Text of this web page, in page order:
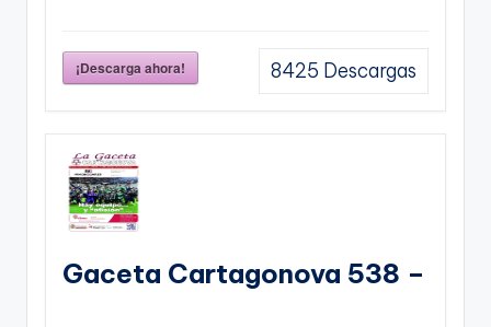
¡Descarga ahora! 8425 Descargas
Gaceta Cartagonova 538 –